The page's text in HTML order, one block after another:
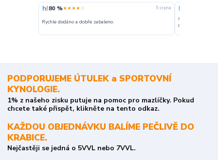
80 %★★★★☆ 5. srpna
Rychle dodáno a dobře zabaleno.
nakupuji
o stavu
PODPORUJEME ÚTULEK a SPORTOVNÍ
KYNOLOGIE.
1% z našeho zisku putuje na pomoc pro mazlíčky. Pokud
chcete také přispět, klikněte na tento odkaz.
KAŽDOU OBJEDNÁVKU BALÍME PEČLIVĚ DO
KRABICE.
Nejčastěji se jedná o 5VVL nebo 7VVL.